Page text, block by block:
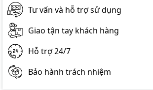
Tư vấn và hỗ trợ sử dụng
Giao tận tay khách hàng
Hỗ trợ 24/7
Bảo hành trách nhiệm